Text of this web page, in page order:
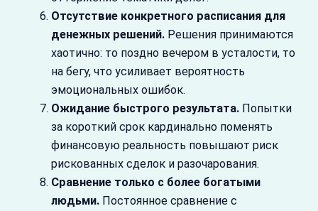
Отсутствие конкретного расписания для
денежных решений. Решения принимаются
хаотично: то поздно вечером в усталости, то
на бегу, что усиливает вероятность
эмоциональных ошибок.
Ожидание быстрого результата. Попытки
за короткий срок кардинально поменять
финансовую реальность повышают риск
рискованных сделок и разочарования.
Сравнение только с более богатыми
людьми. Постоянное сравнение с